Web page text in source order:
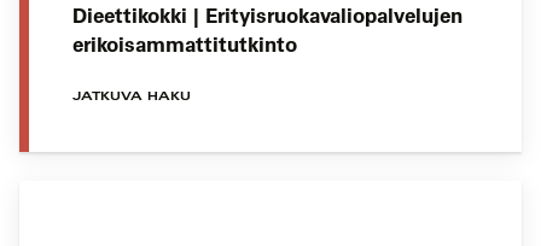
Dieettikokki | Erityisruokavaliopalvelujen
erikoisammattitutkinto
JATKUVA HAKU